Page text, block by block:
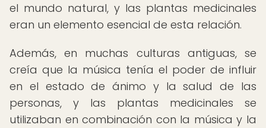
el mundo natural, y las plantas medicinales
eran un elemento esencial de esta relación.
Además, en muchas culturas antiguas, se
creía que la música tenía el poder de influir
en el estado de ánimo y la salud de las
personas, y las plantas medicinales se
utilizaban en combinación con la música y la